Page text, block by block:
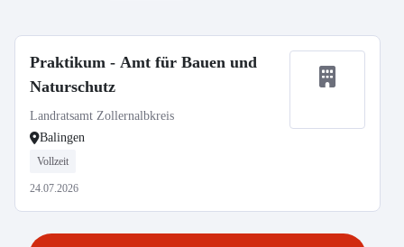
Praktikum - Amt für Bauen und
Naturschutz
Landratsamt Zollernalbkreis
Balingen
Vollzeit
24.07.2026